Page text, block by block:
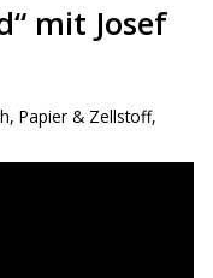
mit Josef
, Papier & Zellstoff,